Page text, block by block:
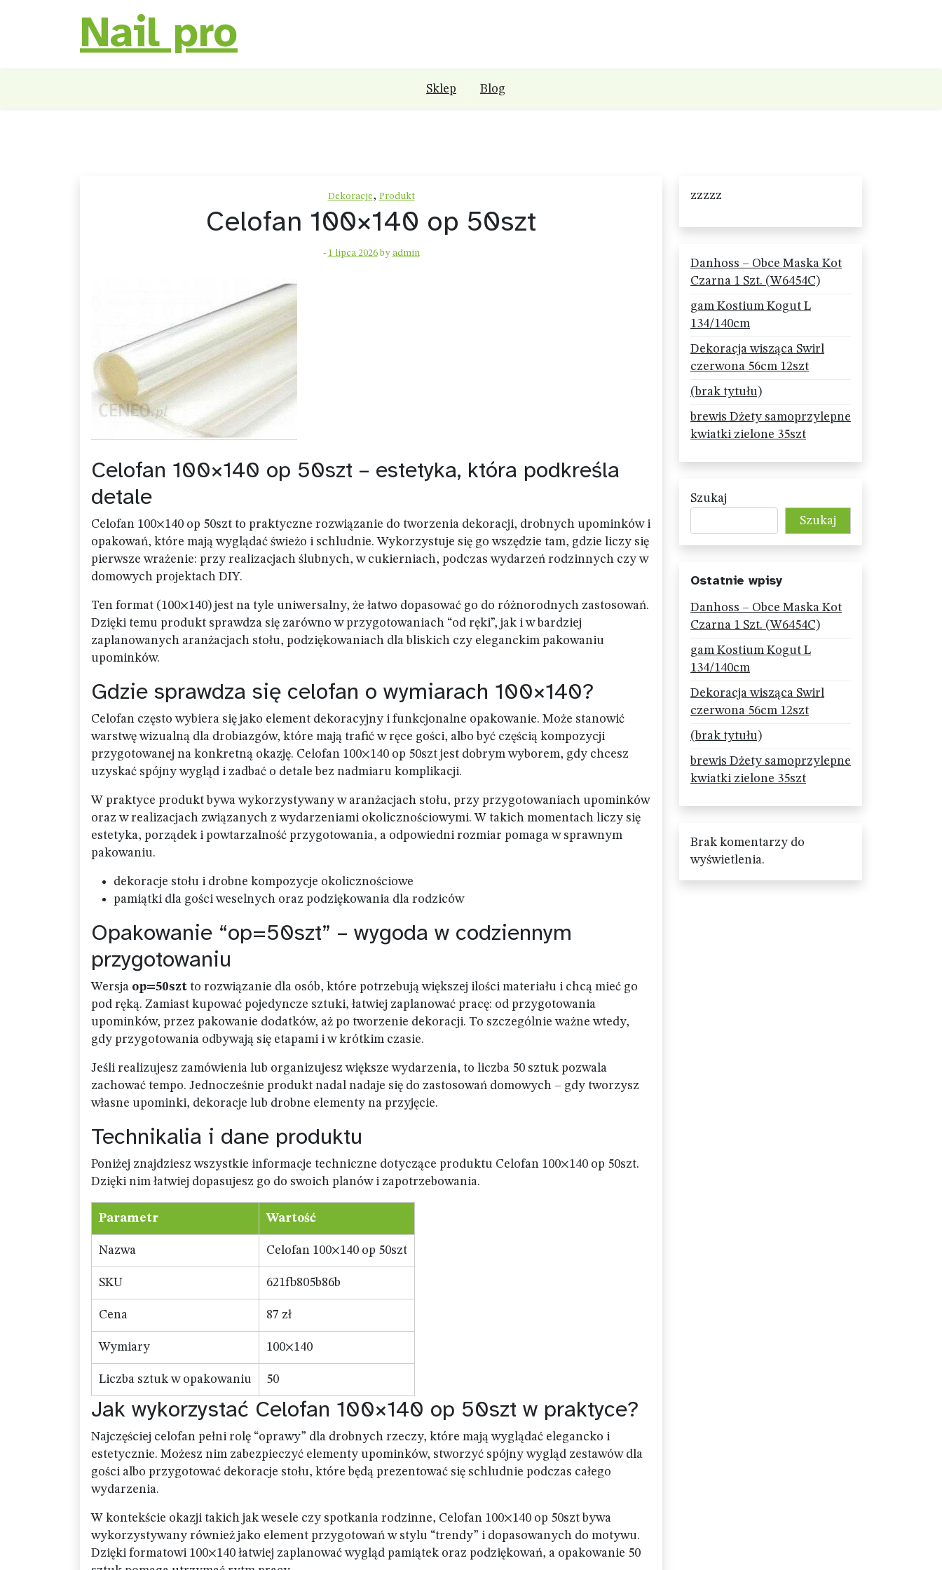
Nail pro
Sklep Blog
Dekoracje, Produkt
Celofan 100×140 op 50szt
- 1 lipca 2026by admin
Celofan 100×140 op 50szt – estetyka, która podkreśla
detale
Celofan 100×140 op 50szt to praktyczne rozwiązanie do tworzenia dekoracji, drobnych upominków i
opakowań, które mają wyglądać świeżo i schludnie. Wykorzystuje się go wszędzie tam, gdzie liczy się
pierwsze wrażenie: przy realizacjach ślubnych, w cukierniach, podczas wydarzeń rodzinnych czy w
domowych projektach DIY.
Ten format (100×140) jest na tyle uniwersalny, że łatwo dopasować go do różnorodnych zastosowań.
Dzięki temu produkt sprawdza się zarówno w przygotowaniach “od ręki”, jak i w bardziej
zaplanowanych aranżacjach stołu, podziękowaniach dla bliskich czy eleganckim pakowaniu
upominków.
Gdzie sprawdza się celofan o wymiarach 100×140?
Celofan często wybiera się jako element dekoracyjny i funkcjonalne opakowanie. Może stanowić
warstwę wizualną dla drobiazgów, które mają trafić w ręce gości, albo być częścią kompozycji
przygotowanej na konkretną okazję. Celofan 100×140 op 50szt jest dobrym wyborem, gdy chcesz
uzyskać spójny wygląd i zadbać o detale bez nadmiaru komplikacji.
W praktyce produkt bywa wykorzystywany w aranżacjach stołu, przy przygotowaniach upominków
oraz w realizacjach związanych z wydarzeniami okolicznościowymi. W takich momentach liczy się
estetyka, porządek i powtarzalność przygotowania, a odpowiedni rozmiar pomaga w sprawnym
pakowaniu.
dekoracje stołu i drobne kompozycje okolicznościowe
pamiątki dla gości weselnych oraz podziękowania dla rodziców
Opakowanie “op=50szt” – wygoda w codziennym
przygotowaniu
Wersja op=50szt to rozwiązanie dla osób, które potrzebują większej ilości materiału i chcą mieć go
pod ręką. Zamiast kupować pojedyncze sztuki, łatwiej zaplanować pracę: od przygotowania
upominków, przez pakowanie dodatków, aż po tworzenie dekoracji. To szczególnie ważne wtedy,
gdy przygotowania odbywają się etapami i w krótkim czasie.
Jeśli realizujesz zamówienia lub organizujesz większe wydarzenia, to liczba 50 sztuk pozwala
zachować tempo. Jednocześnie produkt nadal nadaje się do zastosowań domowych – gdy tworzysz
własne upominki, dekoracje lub drobne elementy na przyjęcie.
Technikalia i dane produktu
Poniżej znajdziesz wszystkie informacje techniczne dotyczące produktu Celofan 100×140 op 50szt.
Dzięki nim łatwiej dopasujesz go do swoich planów i zapotrzebowania.
Parametr Wartość
Nazwa Celofan 100×140 op 50szt
SKU 621fb805b86b
Cena 87 zł
Wymiary 100×140
Liczba sztuk w opakowaniu 50
Jak wykorzystać Celofan 100×140 op 50szt w praktyce?
Najczęściej celofan pełni rolę “oprawy” dla drobnych rzeczy, które mają wyglądać elegancko i
estetycznie. Możesz nim zabezpieczyć elementy upominków, stworzyć spójny wygląd zestawów dla
gości albo przygotować dekoracje stołu, które będą prezentować się schludnie podczas całego
wydarzenia.
W kontekście okazji takich jak wesele czy spotkania rodzinne, Celofan 100×140 op 50szt bywa
wykorzystywany również jako element przygotowań w stylu “trendy” i dopasowanych do motywu.
Dzięki formatowi 100×140 łatwiej zaplanować wygląd pamiątek oraz podziękowań, a opakowanie 50
zzzzz
Danhoss – Obce Maska Kot
Czarna 1 Szt. (W6454C)
gam Kostium Kogut L
134/140cm
Dekoracja wisząca Swirl
czerwona 56cm 12szt
(brak tytułu)
brewis Dżety samoprzylepne
kwiatki zielone 35szt
Szukaj
Szukaj
Ostatnie wpisy
Danhoss – Obce Maska Kot
Czarna 1 Szt. (W6454C)
gam Kostium Kogut L
134/140cm
Dekoracja wisząca Swirl
czerwona 56cm 12szt
(brak tytułu)
brewis Dżety samoprzylepne
kwiatki zielone 35szt
Brak komentarzy do
wyświetlenia.